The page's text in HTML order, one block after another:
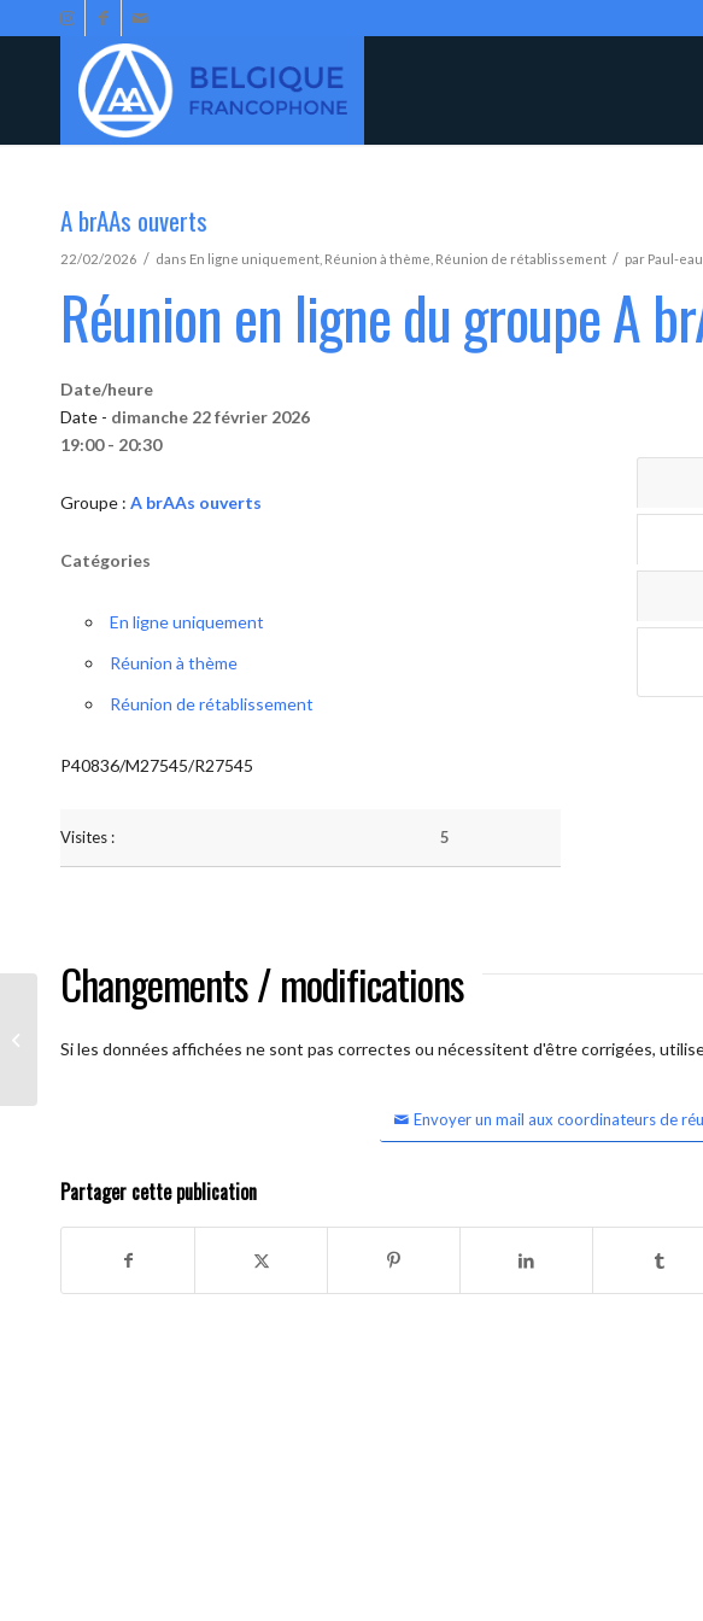
A brAAs ouverts
22/02/2026 / dans En ligne uniquement Réunion à thème Réunion de rétablissement / par Paul-eau
Réunion en ligne du groupe A
Date/heure
Date - dimanche 22 février 2026
19:00 - 20:30
Groupe : A brAAs ouverts
Catégories
En ligne uniquement
Réunion à thème
Réunion de rétablissement
P40836/M27545/R27545
Visites : 5
Changements / modifications
Si les données affichées ne sont pas correctes ou nécessitent d'être corrigées,
Envoyer un mail aux coordinateurs de
Partager cette publication